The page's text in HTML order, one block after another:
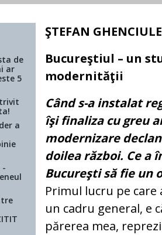
de
ar
5
a
-
ŞTEFAN
Bucureştiul – un
modernităţii
Când s-a instalat
îşi finaliza cu greu
modernizare
doilea război. Ce a
Bucureşti să fie un
Primul lucru pe care
un cadru general, e
părerea mea,